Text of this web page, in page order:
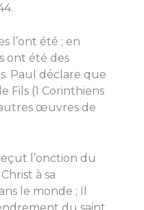
l’ont été ; en
ont été des
Paul déclare que
Fils (1 Corinthiens
œuvres de
l’onction du
à sa
le monde ; Il